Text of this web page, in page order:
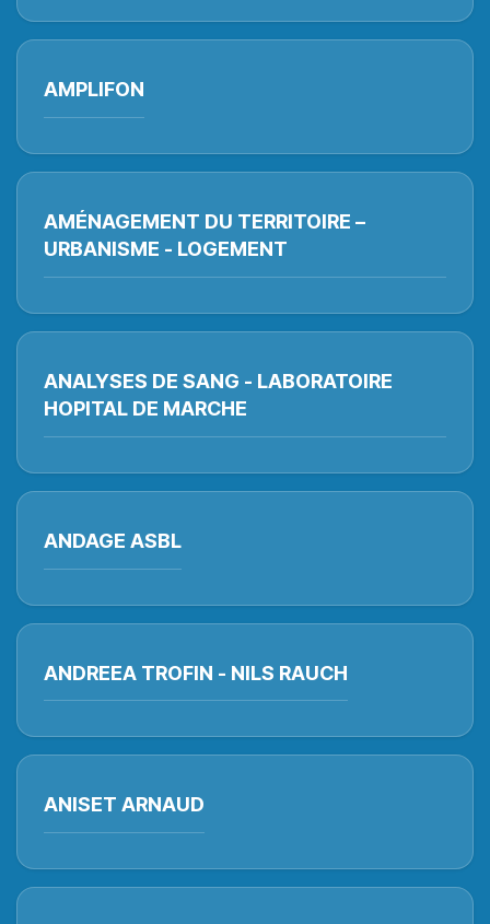
AMPLIFON
AMÉNAGEMENT DU TERRITOIRE –
URBANISME - LOGEMENT
ANALYSES DE SANG - LABORATOIRE
HOPITAL DE MARCHE
ANDAGE ASBL
ANDREEA TROFIN - NILS RAUCH
ANISET ARNAUD